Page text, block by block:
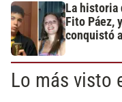
La historia
Fito Páez,
conquistó
Lo más visto